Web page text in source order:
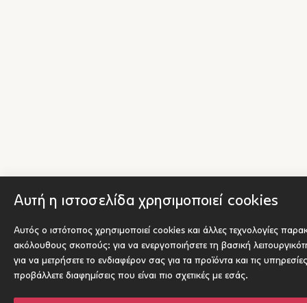
Αυτή η ιστοσελίδα χρησιμοποιεί cookies
Αυτός ο ιστότοπος χρησιμοποιεί cookies και άλλες τεχνολογίες
ακόλουθους σκοπούς: για να ενεργοποιήσετε τη βασική
για να μετρήσετε το ενδιαφέρον σας για τα προϊόντα και τις
προβάλλετε διαφημίσεις που είναι πιο σχετικές με εσάς.